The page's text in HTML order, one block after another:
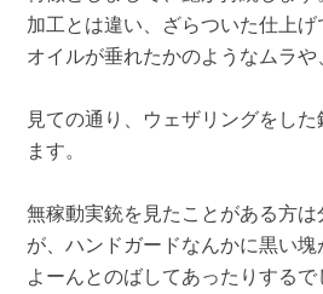
加工とは違い、ざらついた仕上
オイルが垂れたかのようなムラや
見ての通り、ウェザリングをし
ます。
無稼動実銃を見たことがある方
が、ハンドガードなんかに黒い
よーんとのばしてあったりする